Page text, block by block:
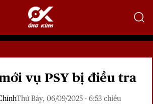
vụ PSY bị điều tra
Thứ Bảy, 06/09/2025 - 6:53 chiều